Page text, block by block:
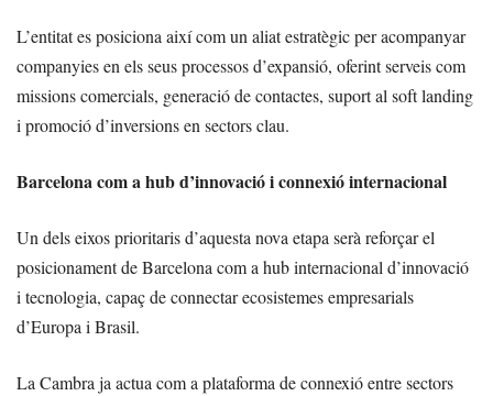
L’entitat es posiciona així com un aliat estratègic per acompanyar
companyies en els seus processos d’expansió, oferint serveis com
missions comercials, generació de contactes, suport al soft landing
i promoció d’inversions en sectors clau.
Barcelona com a hub d’innovació i connexió internacional
Un dels eixos prioritaris d’aquesta nova etapa serà reforçar el
posicionament de Barcelona com a hub internacional d’innovació
i tecnologia, capaç de connectar ecosistemes empresarials
d’Europa i Brasil.
La Cambra ja actua com a plataforma de connexió entre sectors